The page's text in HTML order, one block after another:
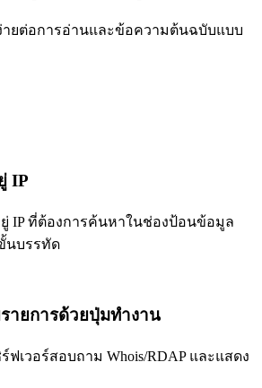
ายต่อการอ่านและข้อความต้นฉบับแบบ
IP
IP ที่ต้องการค้นหาในช่องป้อนข้อมูล
นบรรทัด
ายการด้วยปุ่มทำงาน
ฟเวอร์สอบถาม Whois/RDAP และแสดง